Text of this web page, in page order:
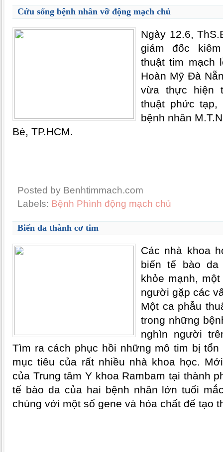
Cứu sống bệnh nhân vỡ động mạch chủ
Ngày 12.6,
giám đốc
thuật tim mạch
Hoàn Mỹ Đà
vừa thực hiện
thuật phức tạp,
bệnh nhân
Bè, TP.HCM.
Posted by Benhtimmach.com
Labels: Bệnh Phình động mạch chủ
Biến da thành cơ tim
Các nhà khoa
biến tế bào
khỏe mạnh,
người gặp các
Một ca phẫu
trong những
nghìn người
Tìm ra cách phục hồi những mô tim bị
mục tiêu của rất nhiều nhà khoa học.
của Trung tâm Y khoa Rambam tại thành
tế bào da của hai bệnh nhân lớn tuổi
chúng với một số gene và hóa chất để tạo